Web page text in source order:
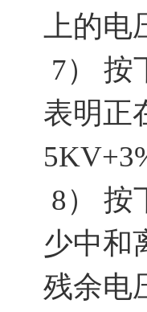
上的
7）
按
表明正
8）
按
少中和
残余电